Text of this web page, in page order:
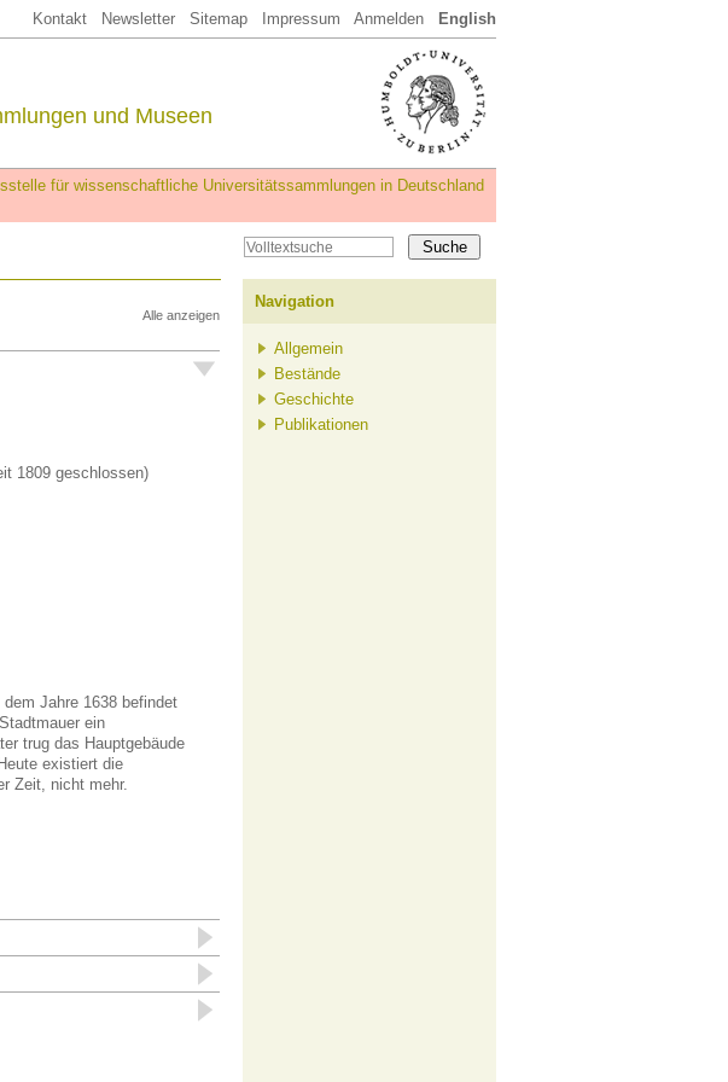
Kontakt Newsletter Sitemap Impressum Anmelden English
und Museen
für wissenschaftliche Universitätssammlungen in Deutschland
Alle anzeigen
1809 geschlossen)
Jahre 1638 befindet
ein
trug das Hauptgebäude
existiert die
Zeit, nicht mehr.
Navigation
Allgemein
Bestände
Geschichte
Publikationen